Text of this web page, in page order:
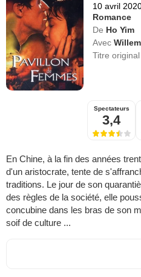
10 avril
Romance
De Ho Yim
Avec
Titre original
Spectateurs
3,4
En Chine, à la fin des années
d'un aristocrate, tente de
traditions. Le jour de son
des règles de la société, elle
concubine dans les bras de son
soif de culture ...